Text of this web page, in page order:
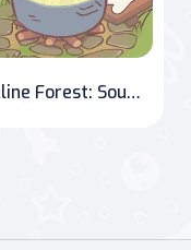
Feline Forest: Soup Sisters